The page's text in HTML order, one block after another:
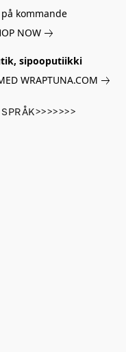
kommande
NOW
sipooputiikki
WRAPTUNA.COM